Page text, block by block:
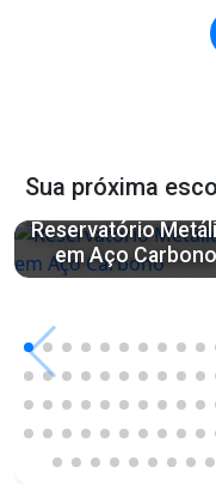
Sua próxima
Reservatório
em Aço Carbono